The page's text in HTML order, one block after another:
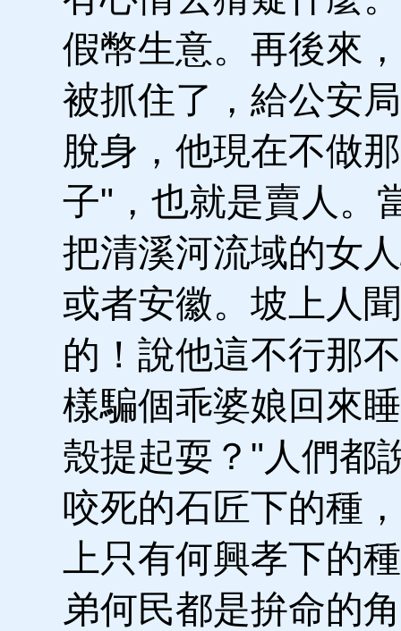
假幣生意。再後來
被抓住了，給公安
脫身，他現在不做
子"，也就是賣人。
把清溪河流域的女
或者安徽。坡上人
的！說他這不行那
樣騙個乖婆娘回來
殼提起耍？"人們都
咬死的石匠下的種
上只有何興孝下的
弟何民都是拚命的